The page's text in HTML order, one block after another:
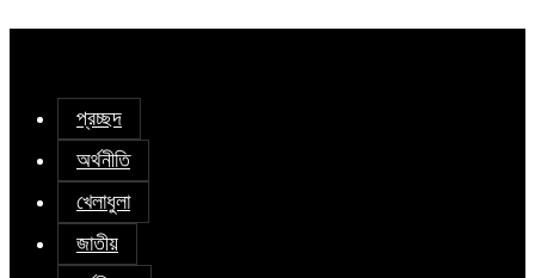
প্রচ্ছদ
অর্থনীতি
খেলাধুলা
জাতীয়